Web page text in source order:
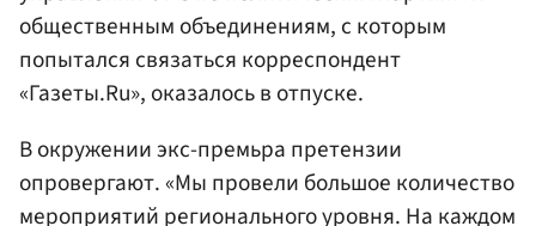
общественным объединениям, с которым
попытался связаться корреспондент
«Газеты.Ru», оказалось в отпуске.
В окружении экс-премьра претензии
опровергают. «Мы провели большое количество
мероприятий регионального уровня. На каждом